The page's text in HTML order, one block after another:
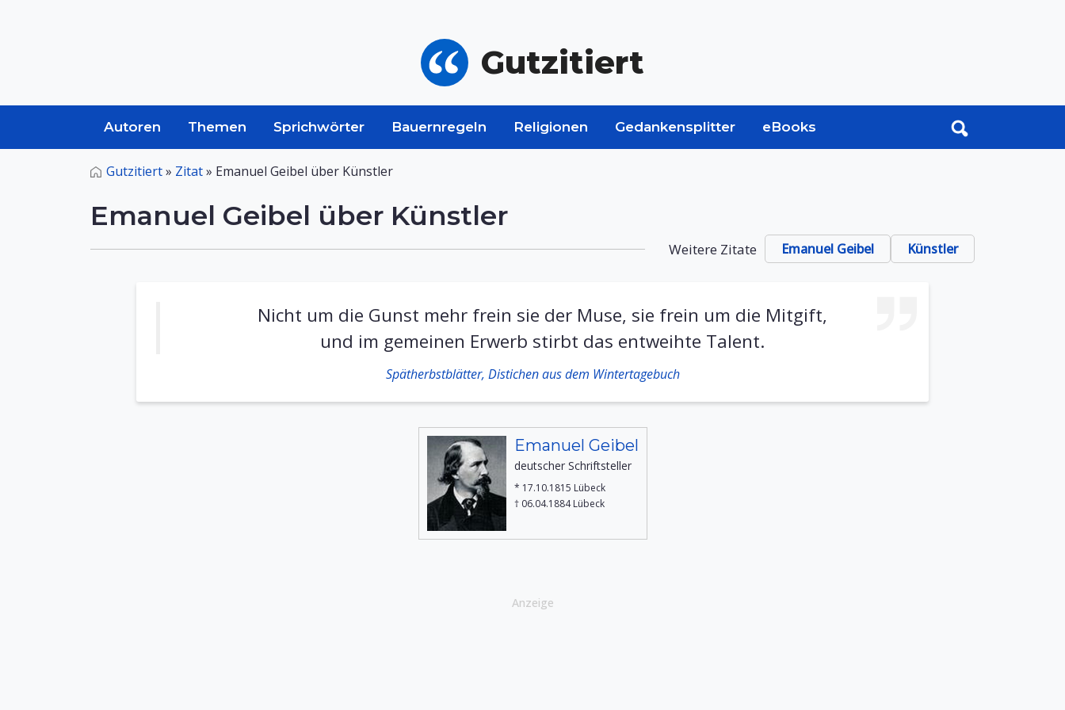
Gutzitiert
Autoren Themen Sprichwörter Bauernregeln Religionen Gedankensplitter eBooks
Gutzitiert» Zitat» Emanuel Geibel über Künstler
Emanuel Geibel über Künstler
Weitere Zitate Emanuel Geibel Künstler
Nicht um die Gunst mehr frein sie der Muse, sie frein um die Mitgift,
und im gemeinen Erwerb stirbt das entweihte Talent.
Spätherbstblätter, Distichen aus dem Wintertagebuch
Emanuel Geibel
deutscher Schriftsteller
* 17.10.1815 Lübeck
† 06.04.1884 Lübeck
Anzeige